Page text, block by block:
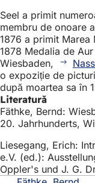
Seel a primit
membru de onoare
1876 a primit Marea
1878 Medalia de
Wiesbaden,
o expoziție de
după moartea sa în
Literatură
Fäthke, Bernd:
20. Jahrhunderts,
Liesegang, Erich:
e.V. (ed.):
Oppler's und J. G.